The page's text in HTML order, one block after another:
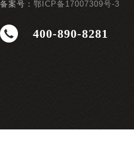
备案号： 鄂ICP备17007309号-3
400-890-8281